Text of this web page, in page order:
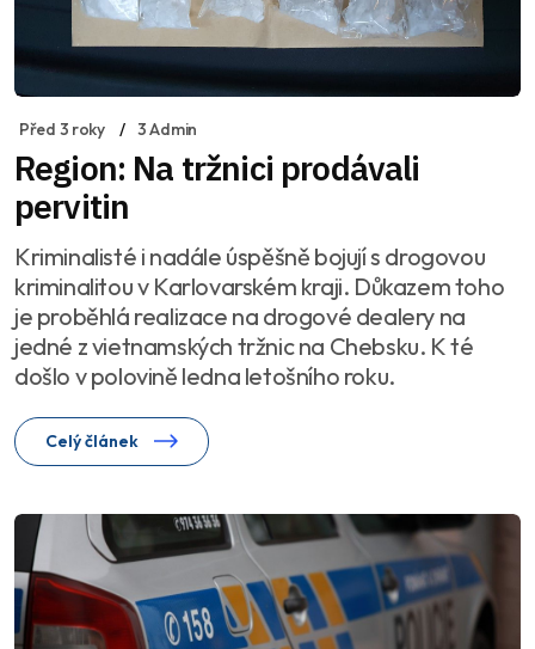
Před 3 roky 3 Admin
Region: Na tržnici prodávali
pervitin
Kriminalisté i nadále úspěšně bojují s drogovou
kriminalitou v Karlovarském kraji. Důkazem toho
je proběhlá realizace na drogové dealery na
jedné z vietnamských tržnic na Chebsku. K té
došlo v polovině ledna letošního roku.
Celý článek